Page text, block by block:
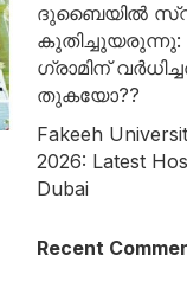
ദുബൈയിൽ
കുതിച്ചുയരുന്നു:
ഗ്രാമിന്
തുകയോ??
Fakeeh
2026: Latest
Dubai
Recent